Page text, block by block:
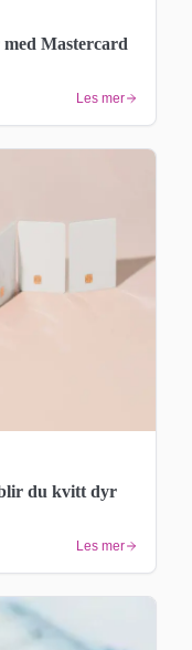
Mastercard
Les mer
du kvitt dyr
Les mer